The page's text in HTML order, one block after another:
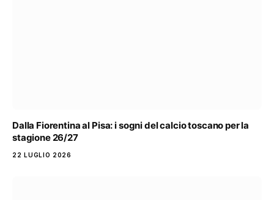
Dalla Fiorentina al Pisa: i sogni del calcio toscano per la
stagione 26/27
22 LUGLIO 2026